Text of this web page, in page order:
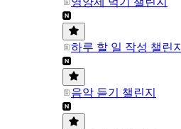
하루 할 일 작성 챌린지
음악 듣기 챌린지